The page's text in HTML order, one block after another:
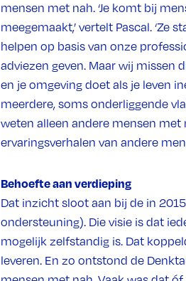
mensen met nah. ‘Je komt bij
meegemaakt,’ vertelt Pascal. ‘Ze
helpen op basis van onze
adviezen geven. Maar wij missen
en je omgeving doet als je leven
meerdere, soms onderliggende
weten alleen andere mensen
ervaringsverhalen van andere
Behoefte aan verdieping
Dat inzicht sloot aan bij de in
ondersteuning). Die visie is dat
mogelijk zelfstandig is. Dat
leveren. En zo ontstond de